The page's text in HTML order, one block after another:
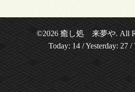
©2026 癒し処 来夢や. All
Today: 14/ Yesterday: 27/